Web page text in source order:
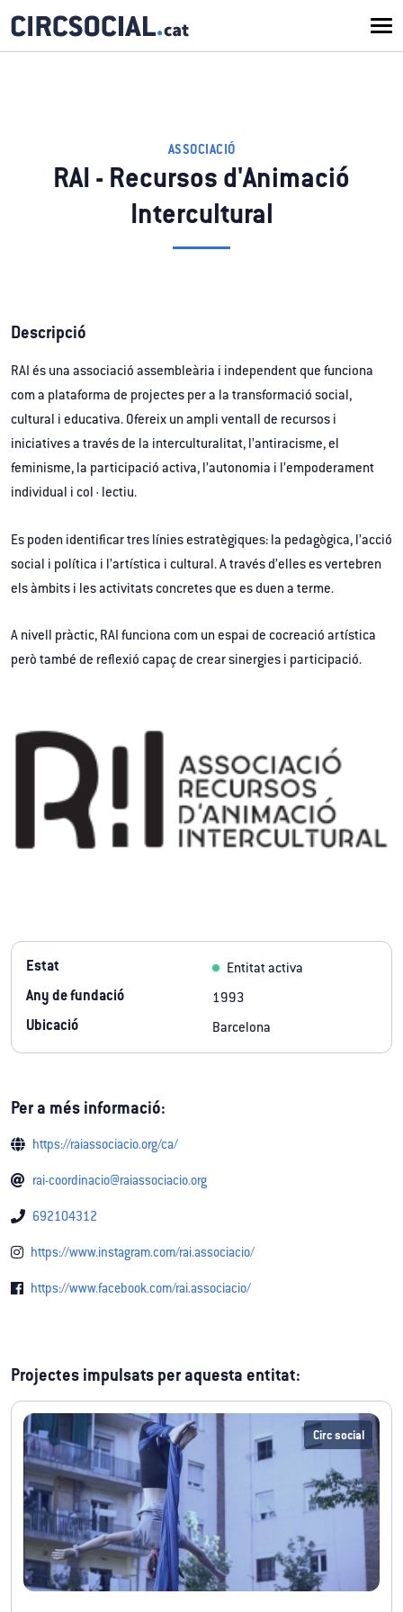
ASSOCIACIÓ
RAI - Recursos d'Animació
Intercultural
Descripció
RAI és una associació assembleària i independent que funciona
com a plataforma de projectes per a la transformació social,
cultural i educativa. Ofereix un ampli ventall de recursos i
iniciatives a través de la interculturalitat, l’antiracisme, el
feminisme, la participació activa, l’autonomia i l’empoderament
individual i col·lectiu.
Es poden identificar tres línies estratègiques: la pedagògica, l’acció
social i política i l’artística i cultural. A través d’elles es vertebren
els àmbits i les activitats concretes que es duen a terme.
A nivell pràctic, RAI funciona com un espai de cocreació artística
però també de reflexió capaç de crear sinergies i participació.
Estat Entitat activa
Any de fundació 1993
Ubicació Barcelona
Per a més informació:
https://raiassociacio.org/ca/
rai-coordinacio@raiassociacio.org
692104312
https://www.instagram.com/rai.associacio/
https://www.facebook.com/rai.associacio/
Projectes impulsats per aquesta entitat:
Circ social